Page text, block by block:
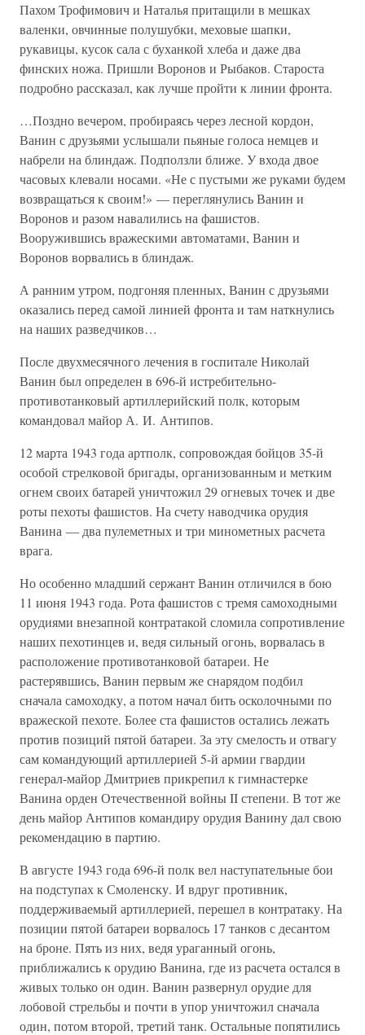
Пахом Трофимович и Наталья притащили в мешках
валенки, овчинные полушубки, меховые шапки,
рукавицы, кусок сала с буханкой хлеба и даже два
финских ножа. Пришли Воронов и Рыбаков. Староста
подробно рассказал, как лучше пройти к линии фронта.
…Поздно вечером, пробираясь через лесной кордон,
Ванин с друзьями услышали пьяные голоса немцев и
набрели на блиндаж. Подползли ближе. У входа двое
часовых клевали носами. «Не с пустыми же руками будем
возвращаться к своим!» — переглянулись Ванин и
Воронов и разом навалились на фашистов.
Вооружившись вражескими автоматами, Ванин и
Воронов ворвались в блиндаж.
А ранним утром, подгоняя пленных, Ванин с друзьями
оказались перед самой линией фронта и там наткнулись
на наших разведчиков…
После двухмесячного лечения в госпитале Николай
Ванин был определен в 696-й истребительно-
противотанковый артиллерийский полк, которым
командовал майор А. И. Антипов.
12 марта 1943 года артполк, сопровождая бойцов 35-й
особой стрелковой бригады, организованным и метким
огнем своих батарей уничтожил 29 огневых точек и две
роты пехоты фашистов. На счету наводчика орудия
Ванина — два пулеметных и три минометных расчета
врага.
Но особенно младший сержант Ванин отличился в бою
11 июня 1943 года. Рота фашистов с тремя самоходными
орудиями внезапной контратакой сломила сопротивление
наших пехотинцев и, ведя сильный огонь, ворвалась в
расположение противотанковой батареи. Не
растерявшись, Ванин первым же снарядом подбил
сначала самоходку, а потом начал бить осколочными по
вражеской пехоте. Более ста фашистов остались лежать
против позиций пятой батареи. За эту смелость и отвагу
сам командующий артиллерией 5-й армии гвардии
генерал-майор Дмитриев прикрепил к гимнастерке
Ванина орден Отечественной войны II степени. В тот же
день майор Антипов командиру орудия Ванину дал свою
рекомендацию в партию.
В августе 1943 года 696-й полк вел наступательные бои
на подступах к Смоленску. И вдруг противник,
поддерживаемый артиллерией, перешел в контратаку. На
позиции пятой батареи ворвалось 17 танков с десантом
на броне. Пять из них, ведя ураганный огонь,
приближались к орудию Ванина, где из расчета остался в
живых только он один. Ванин развернул орудие для
лобовой стрельбы и почти в упор уничтожил сначала
один, потом второй, третий танк. Остальные попятились